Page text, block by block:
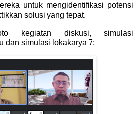
untuk mengidentifikasi potensi
solusi yang tepat.
kegiatan diskusi, simulasi
dan simulasi lokakarya 7: